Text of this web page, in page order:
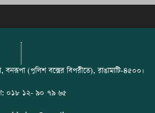
(পুলিশ বক্সের বিপরীতে), রাঙামাটি-৪৫০০।
০১৮ ১২- ৯০ ৭৯ ৬৫